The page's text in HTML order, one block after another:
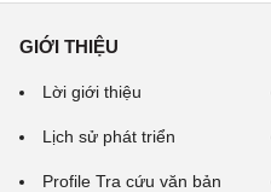
GIỚI THIỆU
Lời giới thiệu
Lịch sử phát triển
Profile Tra cứu văn bản